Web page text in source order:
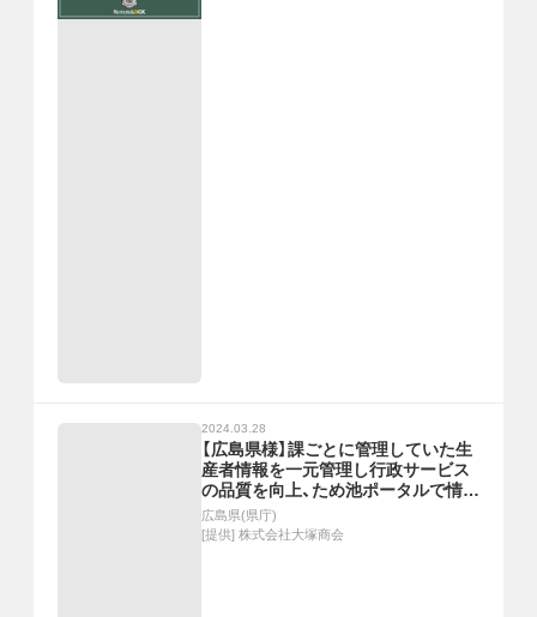
2024.03.28
【広島県様】課ごとに管理していた生
産者情報を一元管理し行政サービス
の品質を向上、ため池ポータルで情報
共有を円滑化
広島県(県庁)
[提供] 株式会社大塚商会